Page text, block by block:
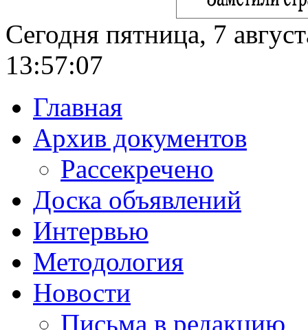
Сегодня пятница, 7
13:57:08
Главная
Архив документов
Рассекречено
Доска объявлений
Интервью
Методология
Новости
Письма в редакцию